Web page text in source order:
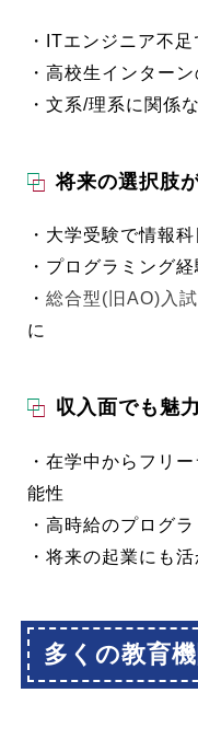
・ITエンジニア不
・高校生インター
・文系/理系に関係
将来の選択肢
・大学受験で情報
・プログラミング
・ 総合型(旧AO)入試
に
収入面でも魅
・在学中からフリ
能性
・高時給のプログ
・将来の起業にも
多くの教育